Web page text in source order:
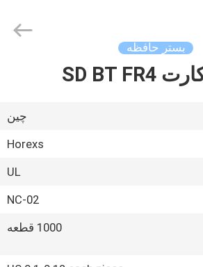
بستر حافظه
چین
Horexs
UL
NC-02
1000 قطعه